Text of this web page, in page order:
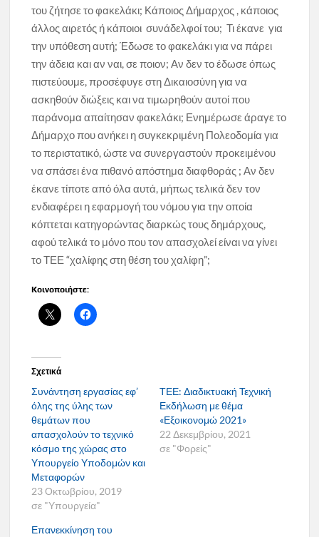
του ζήτησε το φακελάκι; Κάποιος Δήμαρχος , κάποιος
άλλος αιρετός ή κάποιοι συνάδελφοί του; Τι έκανε για
την υπόθεση αυτή; Έδωσε το φακελάκι για να πάρει
την άδεια και αν ναι, σε ποιον; Αν δεν το έδωσε όπως
πιστεύουμε, προσέφυγε στη Δικαιοσύνη για να
ασκηθούν διώξεις και να τιμωρηθούν αυτοί που
παράνομα απαίτησαν φακελάκι; Ενημέρωσε άραγε το
Δήμαρχο που ανήκει η συγκεκριμένη Πολεοδομία για
το περιστατικό, ώστε να συνεργαστούν προκειμένου
να σπάσει ένα πιθανό απόστημα διαφθοράς ; Αν δεν
έκανε τίποτε από όλα αυτά, μήπως τελικά δεν τον
ενδιαφέρει η εφαρμογή του νόμου για την οποία
κόπτεται κατηγορώντας διαρκώς τους δημάρχους,
αφού τελικά το μόνο που τον απασχολεί είναι να γίνει
το ΤΕΕ “χαλίφης στη θέση του χαλίφη”;
Κοινοποιήστε:
Σχετικά
Συνάντηση εργασίας εφ’
όλης της ύλης των
θεμάτων που
απασχολούν το τεχνικό
κόσμο της χώρας στο
Υπουργείο Υποδομών και
Μεταφορών
23 Οκτωβρίου, 2019
σε "Υπουργεία"
ΤΕΕ: Διαδικτυακή Τεχνική
Εκδήλωση με θέμα
«Εξοικονομώ 2021»
22 Δεκεμβρίου, 2021
σε "Φορείς"
Επανεκκίνηση του